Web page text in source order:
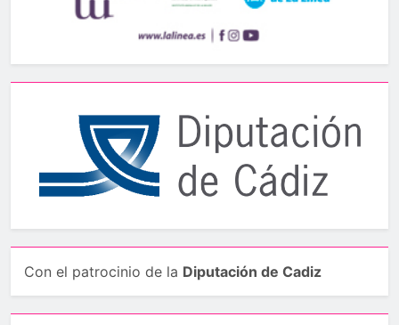
Con el patrocinio de la Diputación de Cadiz